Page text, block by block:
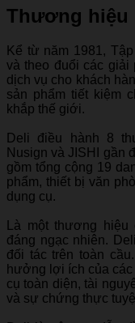
Thương hiệu
Kể từ năm 1981,
và theo đuổi các giải
dịch vụ cho khách
sản phẩm tiết kiệm
khắp thế giới.
Deli điều hành 8
Nusign và JISHI gần
gồm tổng cộng 19
phẩm, thiết bị văn
dụng cụ.
Là một thương
đáng ngạc nhiên.
đối tác trên toàn
hưởng lợi ích của
cụ toàn diện, tài
và sự chứng thực